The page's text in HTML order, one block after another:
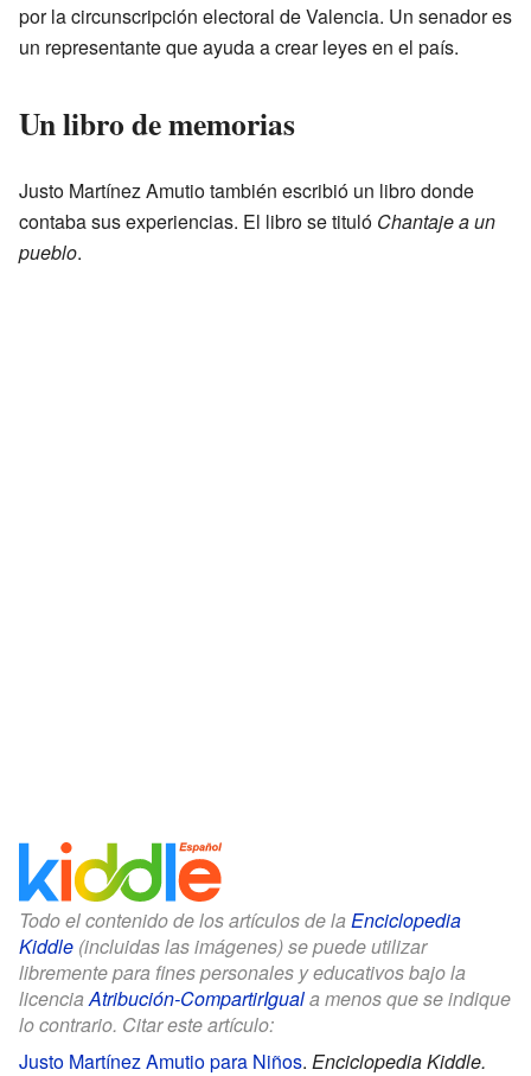
por la circunscripción electoral de Valencia. Un senador es
un representante que ayuda a crear leyes en el país.
Un libro de memorias
Justo Martínez Amutio también escribió un libro donde
contaba sus experiencias. El libro se tituló Chantaje a un
pueblo.
Todo el contenido de los artículos de la Enciclopedia
Kiddle (incluidas las imágenes) se puede utilizar
libremente para fines personales y educativos bajo la
licenciaAtribución-CompartirIguala menos que se indique
lo contrario. Citar este artículo:
Justo Martínez Amutio para Niños. Enciclopedia Kiddle.